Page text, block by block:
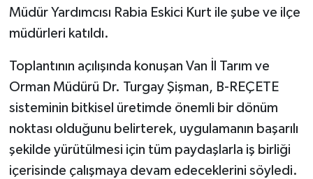
Müdür Yardımcısı Rabia Eskici Kurt ile şube ve ilçe
müdürleri katıldı.
Toplantının açılışında konuşan Van İl Tarım ve
Orman Müdürü Dr. Turgay Şişman, B-REÇETE
sisteminin bitkisel üretimde önemli bir dönüm
noktası olduğunu belirterek, uygulamanın başarılı
şekilde yürütülmesi için tüm paydaşlarla iş birliği
içerisinde çalışmaya devam edeceklerini söyledi.